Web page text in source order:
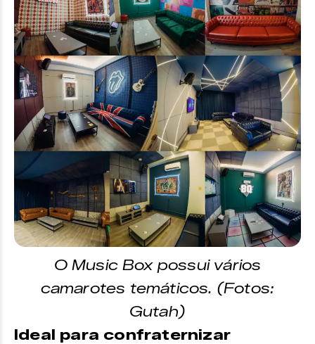
O Music Box possui vários
camarotes temáticos. (Fotos:
Gutah)
Ideal para confraternizar